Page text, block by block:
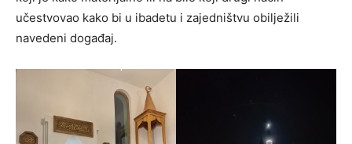
učestvovao kako bi u ibadetu i zajedništvu obilježili
navedeni događaj.